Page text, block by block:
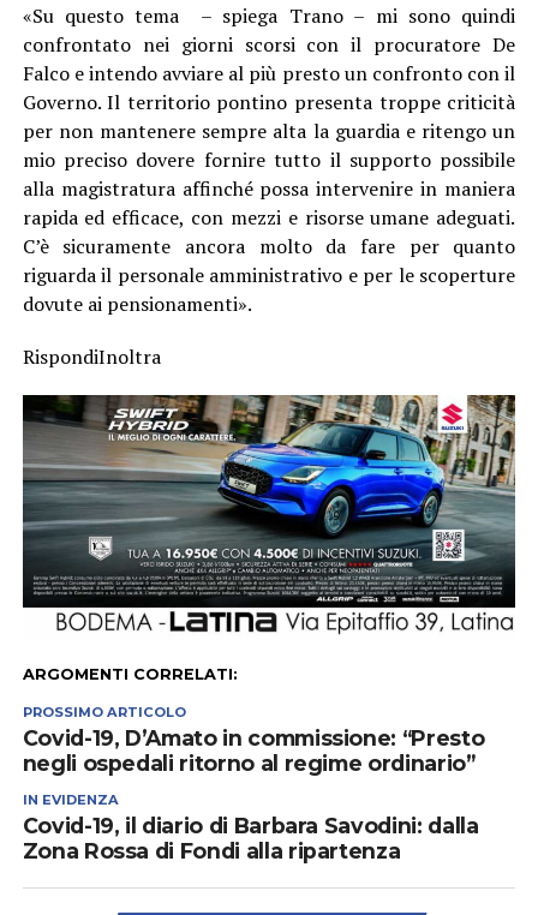
«Su questo tema – spiega Trano – mi sono quindi
confrontato nei giorni scorsi con il procuratore De
Falco e intendo avviare al più presto un confronto con il
Governo. Il territorio pontino presenta troppe criticità
per non mantenere sempre alta la guardia e ritengo un
mio preciso dovere fornire tutto il supporto possibile
alla magistratura affinché possa intervenire in maniera
rapida ed efficace, con mezzi e risorse umane adeguati.
C’è sicuramente ancora molto da fare per quanto
riguarda il personale amministrativo e per le scoperture
dovute ai pensionamenti».
RispondiInoltra
ARGOMENTI CORRELATI:
PROSSIMO ARTICOLO
Covid-19, D’Amato in commissione: “Presto
negli ospedali ritorno al regime ordinario”
IN EVIDENZA
Covid-19, il diario di Barbara Savodini: dalla
Zona Rossa di Fondi alla ripartenza